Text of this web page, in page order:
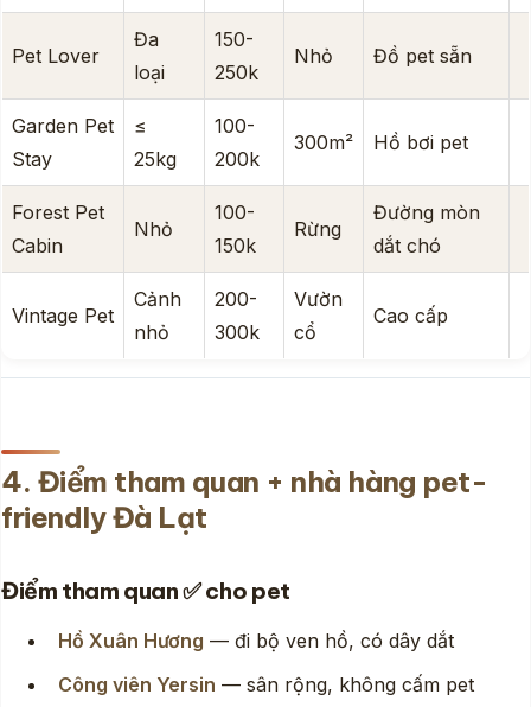
Pet Lover
Đa
loại
150-
250k
Nhỏ Đồ pet sẵn
Garden Pet
Stay
≤
25kg
100-
200k
300m² Hồ bơi pet
Forest Pet
Cabin
Nhỏ
100-
150k
Rừng
Đường mòn
dắt chó
Vintage Pet
Cảnh
nhỏ
200-
300k
Vườn
cổ
Cao cấp
4. Điểm tham quan + nhà hàng pet-
friendly Đà Lạt
Điểm tham quan ✅ cho pet
Hồ Xuân Hương — đi bộ ven hồ, có dây dắt
Công viên Yersin — sân rộng, không cấm pet